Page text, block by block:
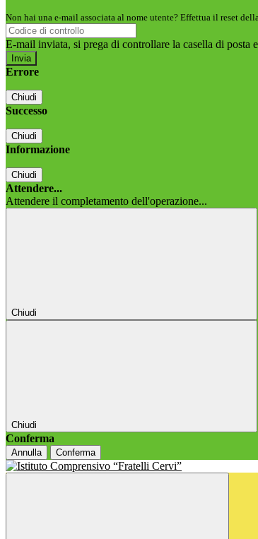
Non hai una e-mail associata al nome utente? Effettua il reset
E-mail inviata, si prega di controllare la casella di posta
Errore
Chiudi
Successo
Chiudi
Informazione
Chiudi
Attendere...
Attendere il completamento dell'operazione...
Chiudi
Chiudi
Conferma
Annulla Conferma